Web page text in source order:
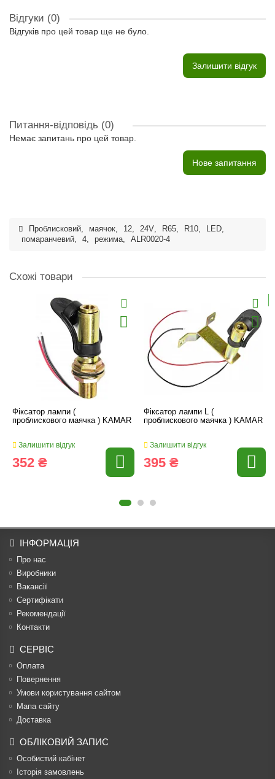
Відгуки (0)
Відгуків про цей товар ще не було.
Залишити відгук
Питання-відповідь (0)
Немає запитань про цей товар.
Нове запитання
Проблисковий, маячок, 12, 24V, R65, R10, LED,
помаранчевий, 4, режима, ALR0020-4
Схожі товари
Фіксатор лампи (
проблискового маячка ) KAMAR
Залишити відгук
352 ₴
Фіксатор лампи L (
проблискового маячка ) KAMAR
Залишити відгук
395 ₴
ІНФОРМАЦІЯ
Про нас
Виробники
Вакансії
Сертифікати
Рекомендації
Контакти
СЕРВІС
Оплата
Повернення
Умови користування сайтом
Мапа сайту
Доставка
ОБЛІКОВИЙ ЗАПИС
Особистий кабінет
Історія замовлень